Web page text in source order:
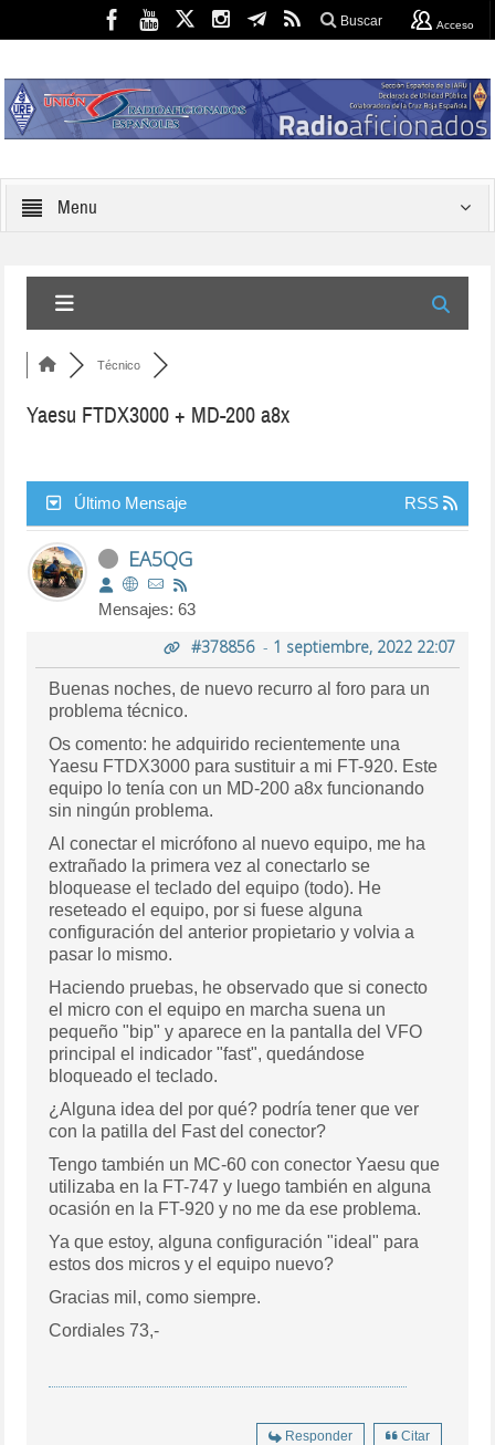
Buscar Acceso
Menu
Técnico
Yaesu FTDX3000 + MD-200 a8x
Último Mensaje RSS
EA5QG
Mensajes: 63
#378856- 1 septiembre, 2022 22:07
Buenas noches, de nuevo recurro al foro para un
problema técnico.
Os comento: he adquirido recientemente una
Yaesu FTDX3000 para sustituir a mi FT-920. Este
equipo lo tenía con un MD-200 a8x funcionando
sin ningún problema.
Al conectar el micrófono al nuevo equipo, me ha
extrañado la primera vez al conectarlo se
bloquease el teclado del equipo (todo). He
reseteado el equipo, por si fuese alguna
configuración del anterior propietario y volvia a
pasar lo mismo.
Haciendo pruebas, he observado que si conecto
el micro con el equipo en marcha suena un
pequeño "bip" y aparece en la pantalla del VFO
principal el indicador "fast", quedándose
bloqueado el teclado.
¿Alguna idea del por qué? podría tener que ver
con la patilla del Fast del conector?
Tengo también un MC-60 con conector Yaesu que
utilizaba en la FT-747 y luego también en alguna
ocasión en la FT-920 y no me da ese problema.
Ya que estoy, alguna configuración "ideal" para
estos dos micros y el equipo nuevo?
Gracias mil, como siempre.
Cordiales 73,-
Responder Citar